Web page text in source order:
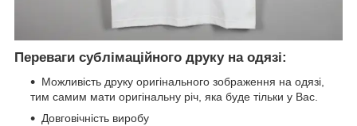
Переваги сублімаційного друку на одязі:
Можливість друку оригінального зображення на одязі,
тим самим мати оригінальну річ, яка буде тільки у Вас.
Довговічність виробу